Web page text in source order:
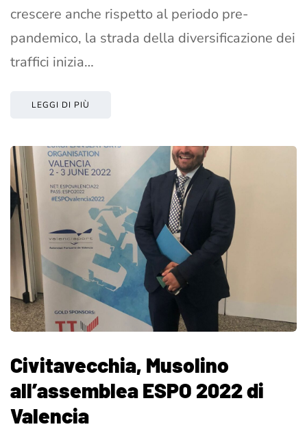
crescere anche rispetto al periodo pre-
pandemico, la strada della diversificazione dei
traffici inizia…
LEGGI DI PIÙ
Civitavecchia, Musolino
all’assemblea ESPO 2022 di
Valencia